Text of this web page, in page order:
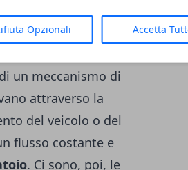
Opzionali Accetta
per gasolio.
al meglio
un meccanismo di
attraverso la
del veicolo o del
flusso costante e
. Ci sono, poi, le